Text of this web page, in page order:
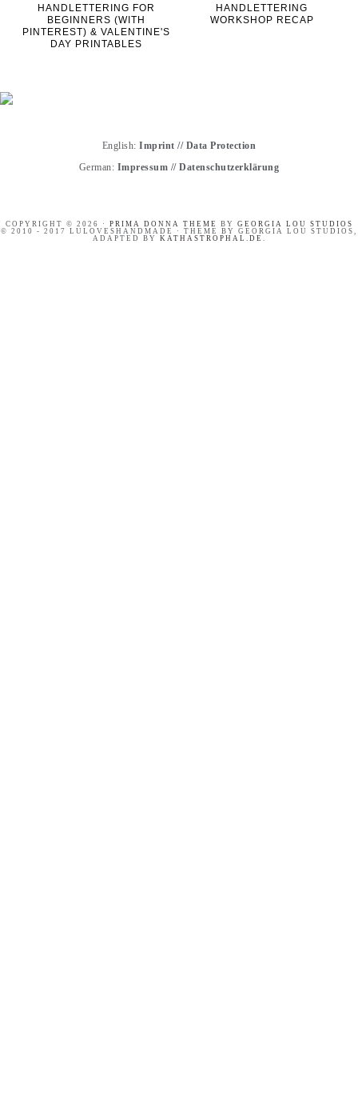
HANDLETTERING FOR
BEGINNERS (WITH
PINTEREST) & VALENTINE'S
DAY PRINTABLES
HANDLETTERING
WORKSHOP RECAP
English:Imprint // Data Protection
German: Impressum //Datenschutzerklärung
COPYRIGHT © 2026 · PRIMA DONNA THEME BY GEORGIA LOU STUDIOS
© 2010 - 2017 LULOVESHANDMADE · THEME BY GEORGIA LOU STUDIOS,
ADAPTED BY KATHASTROPHAL.DE